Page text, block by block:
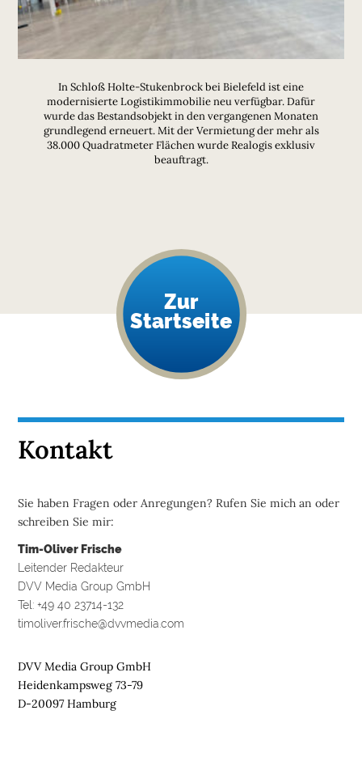
In Schloß Holte-Stukenbrock bei Bielefeld ist eine
modernisierte Logistikimmobilie neu verfügbar. Dafür
wurde das Bestandsobjekt in den vergangenen Monaten
grundlegend erneuert. Mit der Vermietung der mehr als
38.000 Quadratmeter Flächen wurde Realogis exklusiv
beauftragt.
Zur
Startseite
Kontakt
Sie haben Fragen oder Anregungen? Rufen Sie mich an oder
schreiben Sie mir:
Tim-Oliver Frische
Leitender Redakteur
DVV Media Group GmbH
Tel: +49 40 23714-132
timoliver.frische@dvvmedia.com
DVV Media Group GmbH
Heidenkampsweg 73-79
D-20097 Hamburg